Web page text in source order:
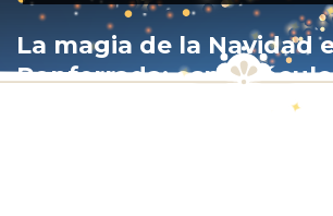
La magia de la Navidad
Ponferrada:
talleres para todos los